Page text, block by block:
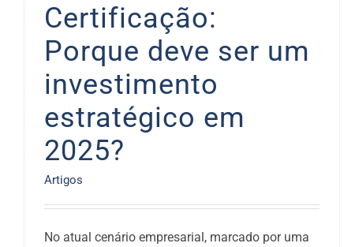
Certificação:
Porque deve ser um
investimento
estratégico em
2025?
Artigos
No atual cenário empresarial, marcado por uma